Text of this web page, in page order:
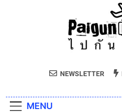
เพื่อผู้บริโภคแล
‘GMM SHOW’ ชวนสัมผัสฤดูแห่
Cold Brew Cool Club Presents ‘
ดนตรีท่ามกลางธรรมชาติบรรยา
ที่สุด ปักหมุด 19 ธันวาคมนี้ ที่ท
เปิดแล้วยิ่งใหญ่ “เซ็นทรัล นอร์ทวิลล์
Outdoor-Inspired Indoor
คุณภาพชีวิตของ
ของสมเด็จพระเจ้าลูกเธอ เจ้าฟ้า
ราเทพยวดี กรมหลวงราชสาริณีสิ
โออิชิ จับมือ เอสซีจีซี พัฒนาบร
โลก ด้วยเทคโนโลยีย่อยสลายทาง
เพื่อผู้บริโภคแล
NEWSLETTER
MENU